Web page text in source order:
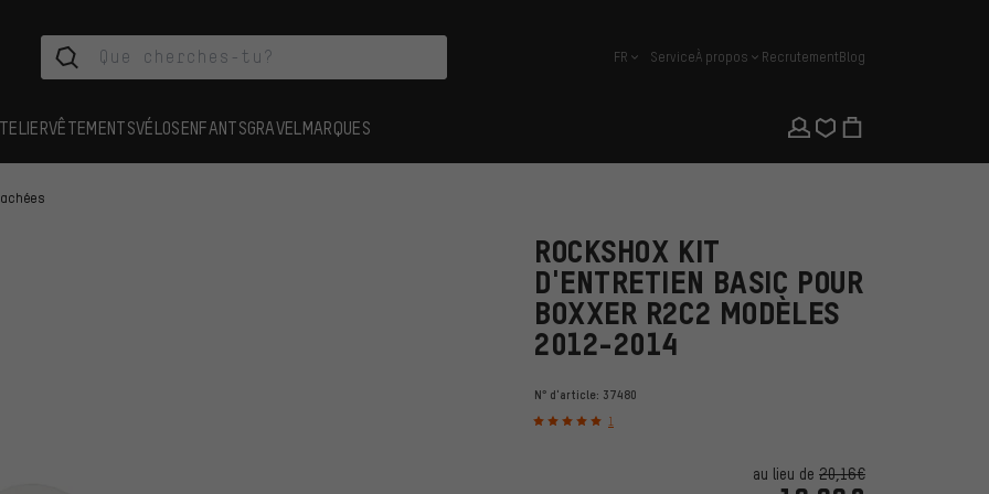
français
FR ServiceÀ propos RecrutementBlog
VÊTEMENTSVÉLOSENFANTSGRAVEL MARQUES
ROCKSHOX KIT
D'ENTRETIEN BASIC POUR
BOXXER R2C2 MODÈLES
2012-2014
N° d'article: 37480
1
au lieu de 20,16€